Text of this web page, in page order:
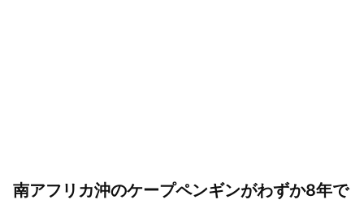
南アフリカ沖のケープペンギンがわずか8年で